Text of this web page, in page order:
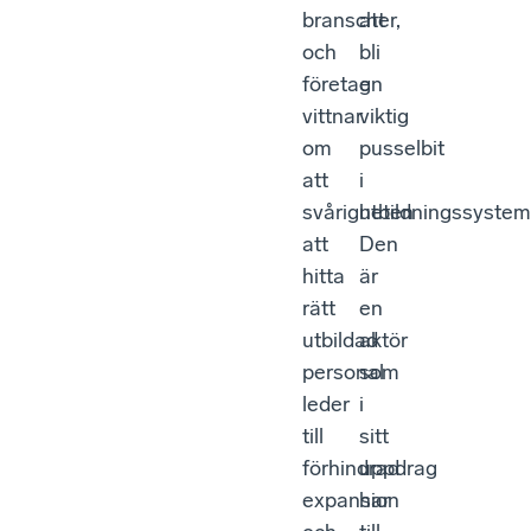
branscher,
och
företag
vittnar
om
att
svårigheten
att
hitta
rätt
utbildad
personal
leder
till
förhindrad
expansion
att
bli
en
viktig
pusselbit
i
Den
är
en
aktör
som
i
sitt
uppdrag
har